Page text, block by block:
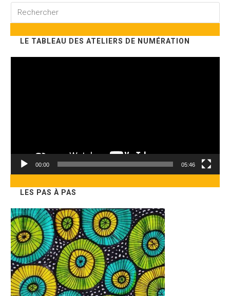
Rechercher
siteLE TABLEAU DES ATELIERS DE NUMÉRATION
00:00 05:46
LES PAS À PAS